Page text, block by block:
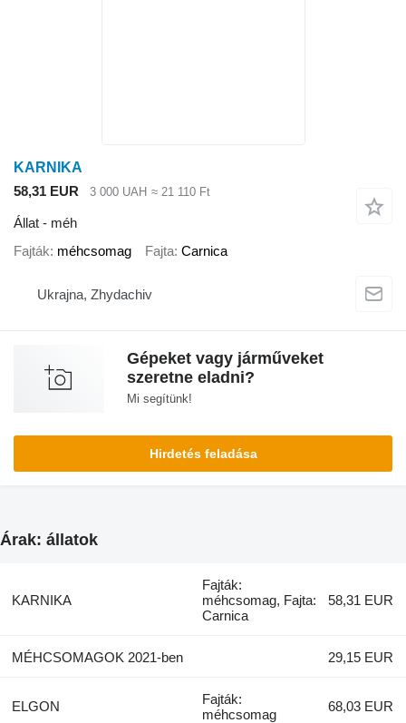
KARNIKA
58,31 EUR
3 000 UAH ≈ 21 110 Ft
Állat - méh
Fajták méhcsomag Fajta Сarnica
Ukrajna, Zhydachiv
Gépeket vagy járműveket
szeretne eladni?
Mi segítünk!
Hirdetés feladása
Árak: állatok
KARNIKA
Fajták:
méhcsomag, Fajta:
Сarnica
58,31 EUR
MÉHCSOMAGOK 2021-ben 29,15 EUR
ELGON
Fajták:
méhcsomag
68,03 EUR